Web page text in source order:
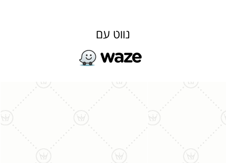
נווט עם